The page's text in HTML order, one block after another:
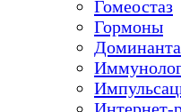
Гомеостаз
Гормоны
Доминанта